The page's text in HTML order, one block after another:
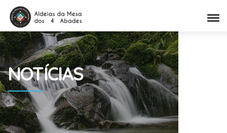
NOTÍCIAS